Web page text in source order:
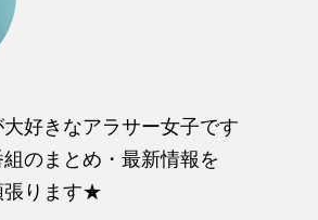
好きなアラサー女子です
のまとめ・最新情報を
張ります★